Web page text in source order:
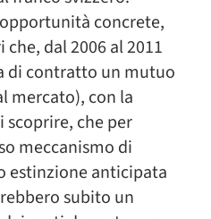
concrete,
dal 2006 al 2011
di contratto un mutuo
mercato), con la
scoprire, che per
meccanismo di
estinzione anticipata
subito un